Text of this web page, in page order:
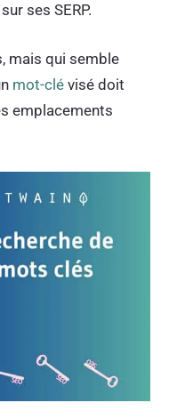
ses SERP.
mais qui semble
mot-clé visé doit
emplacements